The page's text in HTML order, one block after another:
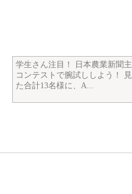
学生さん注目！ 日本農業新聞
コンテストで腕試ししよう！
た合計13名様に、A...